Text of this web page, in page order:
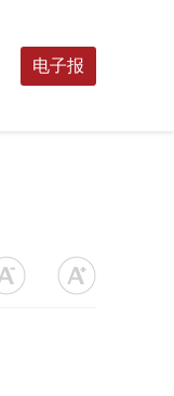
电子报